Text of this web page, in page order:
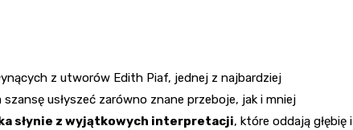
z utworów Edith Piaf, jednej z najbardziej
usłyszeć zarówno znane przeboje, jak i mniej
słynie z wyjątkowych interpretacji, które oddają głębię i